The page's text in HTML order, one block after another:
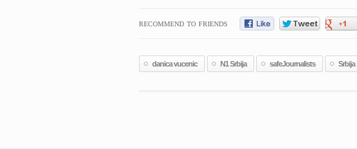
RECOMMEND TO FRIENDS
danica vucenic N1 Srbija safeJournalists Srbija